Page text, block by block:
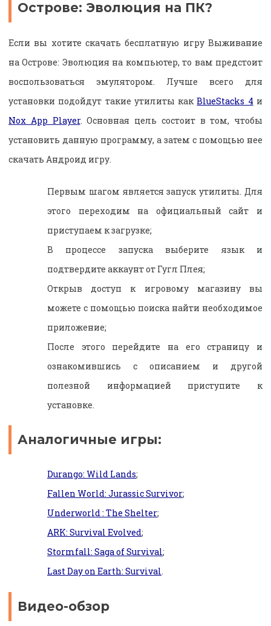
Острове: Эволюция на ПК?
Если вы хотите скачать бесплатную игру Выживание
на Острове: Эволюция на компьютер, то вам предстоит
воспользоваться эмулятором. Лучше всего для
установки подойдут такие утилиты какBlueStacks 4 и
Nox App Player. Основная цель состоит в том, чтобы
установить данную программу, а затем с помощью нее
скачать Андроид игру.
Первым шагом является запуск утилиты. Для
этого переходим на официальный сайт и
приступаем к загрузке;
В процессе запуска выберите язык и
подтвердите аккаунт от Гугл Плея;
Открыв доступ к игровому магазину вы
можете с помощью поиска найти необходимое
приложение;
После этого перейдите на его страницу и
ознакомившись с описанием и другой
полезной информацией приступите к
установке.
Аналогичные игры:
Durango: Wild Lands;
Fallen World: Jurassic Survivor;
Underworld : The Shelter;
ARK: Survival Evolved;
Stormfall: Saga of Survival;
Last Day on Earth: Survival.
Видео-обзор